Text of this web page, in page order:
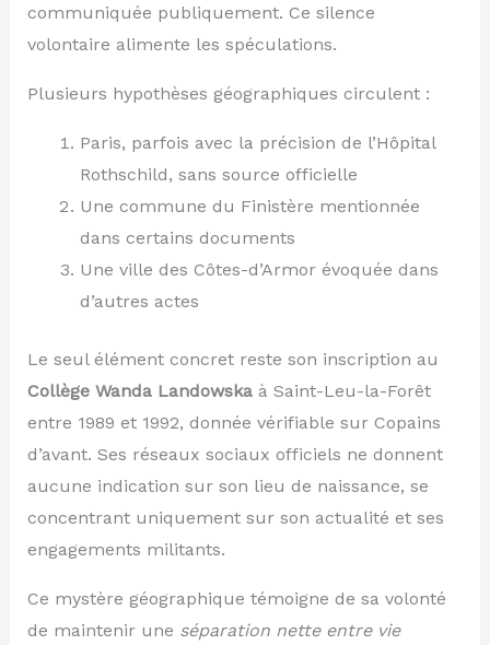
communiquée publiquement. Ce silence
volontaire alimente les spéculations.
Plusieurs hypothèses géographiques circulent :
Paris, parfois avec la précision de l’Hôpital
Rothschild, sans source officielle
Une commune du Finistère mentionnée
dans certains documents
Une ville des Côtes-d’Armor évoquée dans
d’autres actes
Le seul élément concret reste son inscription au
Collège Wanda Landowskaà Saint-Leu-la-Forêt
entre 1989 et 1992, donnée vérifiable sur Copains
d’avant. Ses réseaux sociaux officiels ne donnent
aucune indication sur son lieu de naissance, se
concentrant uniquement sur son actualité et ses
engagements militants.
Ce mystère géographique témoigne de sa volonté
de maintenir une séparation nette entre vie